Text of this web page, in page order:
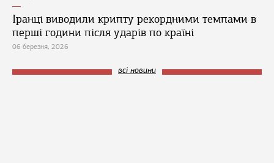
Іранці виводили крипту рекордними темпами в
перші години після ударів по країні
06 березня, 2026
всі новини